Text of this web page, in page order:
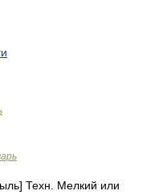
Техн. Мелкий или